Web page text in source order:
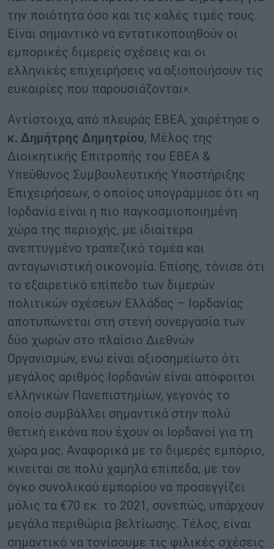
την ποιότητα όσο και τις καλές τιμές τους.
Είναι σημαντικό να εντατικοποιηθούν οι
εμπορικές διμερείς σχέσεις και οι
ελληνικές επιχειρήσεις να αξιοποιήσουν τις
ευκαιρίες που παρουσιάζονται».
Αντίστοιχα, από πλευράς ΕΒΕΑ, χαιρέτησε ο
κ. Δημήτρης Δημητρίου, Μέλος της
Διοικητικής Επιτροπής του ΕΒΕΑ &
Υπεύθυνος Συμβουλευτικής Υποστήριξης
Επιχειρήσεων, ο οποίος υπογράμμισε ότι «η
Ιορδανία είναι η πιο παγκοσμιοποιημένη
χώρα της περιοχής, με ιδιαίτερα
ανεπτυγμένο τραπεζικό τομέα και
ανταγωνιστική οικονομία. Επίσης, τόνισε ότι
το εξαιρετικό επίπεδο των διμερών
πολιτικών σχέσεων Ελλάδας – Ιορδανίας
αποτυπώνεται στη στενή συνεργασία των
δύο χωρών στο πλαίσιο Διεθνών
Οργανισμών, ενώ είναι αξιοσημείωτο ότι
μεγάλος αριθμός Ιορδανών είναι απόφοιτοι
ελληνικών Πανεπιστημίων, γεγονός το
οποίο συμβάλλει σημαντικά στην πολύ
θετική εικόνα που έχουν οι Ιορδανοί για τη
χώρα μας. Αναφορικά με το διμερές εμπόριο,
κινείται σε πολύ χαμηλά επίπεδα, με τον
όγκο συνολικού εμπορίου να προσεγγίζει
μόλις τα €70 εκ. το 2021, συνεπώς, υπάρχουν
μεγάλα περιθώρια βελτίωσης. Τέλος, είναι
σημαντικό να τονίσουμε τις φιλικές σχέσεις